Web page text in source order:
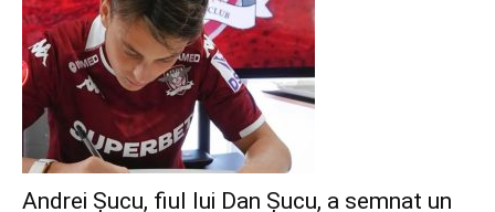
Andrei Șucu, fiul lui Dan Șucu, a semnat un